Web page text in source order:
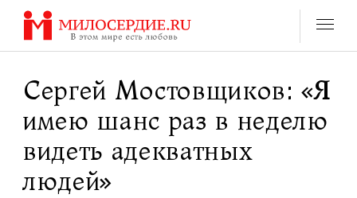
Перейти
содержанию
Сергей Мостовщиков: «Я
имею шанс раз в неделю
видеть адекватных
людей»